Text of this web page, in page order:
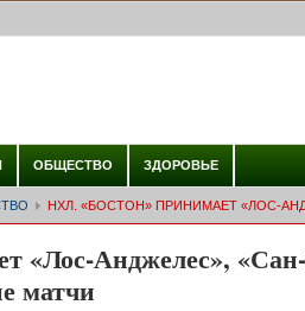
ОБЩЕСТВО ЗДОРОВЬЕ
НХЛ. «БОСТОН» ПРИНИМАЕТ «ЛОС-
«Лос-Анджелес»,
матчи